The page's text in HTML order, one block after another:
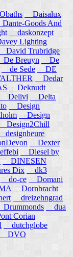
Daisalux
Goods And
daskonzept
Lighting
David Trubridge
De Breuyn
De
de Sede
DE
Dedar
Deknudt
Delivi
Delta
Design
Design
Design2Chill
designheure
Dexter
Diesel by
DINESEN
Dix
dk3
do-ce
Domani
Dornbracht
dreizehngrad
Drummonds
dua
Corian
dutchglobe
DVO